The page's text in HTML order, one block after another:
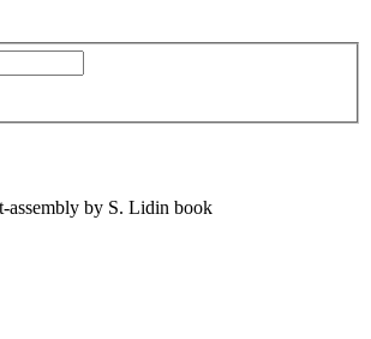
assembly by S. Lidin book